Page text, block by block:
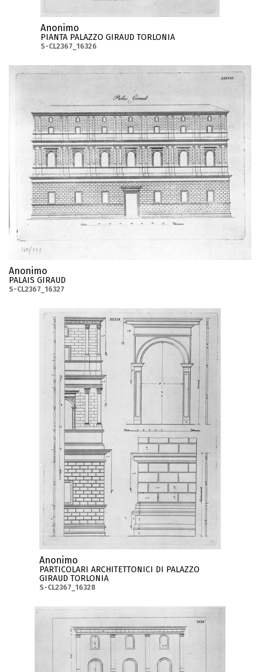
Anonimo
PIANTA PALAZZO GIRAUD TORLONIA
S-CL2367_16326
Anonimo
PALAIS GIRAUD
S-CL2367_16327
Anonimo
PARTICOLARI ARCHITETTONICI DI PALAZZO
GIRAUD TORLONIA
S-CL2367_16328